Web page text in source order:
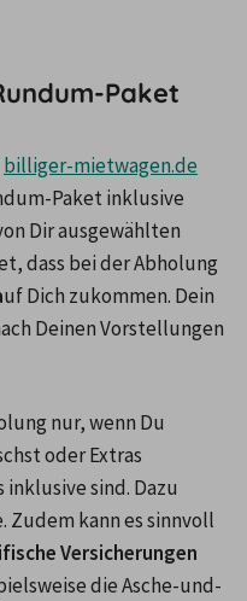
Paket
billiger-mietwagen.de
Paket inklusive
Dir ausgewählten
dass bei der Abholung
uf Dich zukommen. Dein
Deinen Vorstellungen
nur, wenn Du
oder Extras
sind. Dazu
Zudem kann es sinnvoll
Versicherungen
die Asche-und-